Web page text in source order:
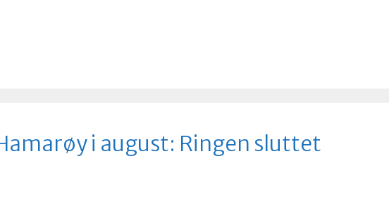
i august: Ringen sluttet